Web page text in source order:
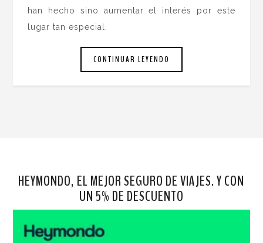
han hecho sino aumentar el interés por este
lugar tan especial.
CONTINUAR LEYENDO
HEYMONDO, EL MEJOR SEGURO DE VIAJES. Y CON
UN 5% DE DESCUENTO